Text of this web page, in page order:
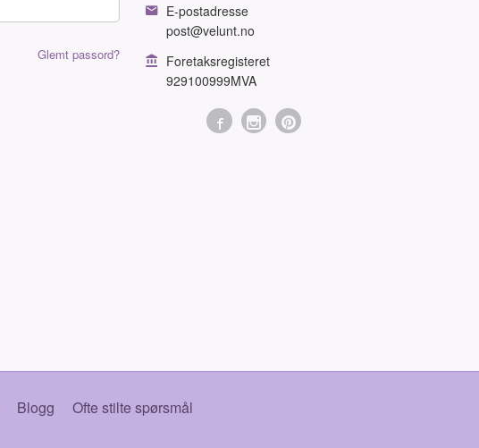
Glemt passord?
E-postadresse
post@velunt.no
Foretaksregisteret
929100999MVA
Blogg
Ofte stilte spørsmål